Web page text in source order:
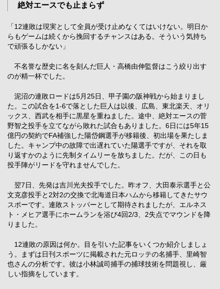
絶対エースでも止まらず
「12連敗は現実として全員が受け止めなくてはいけない。明日か
らもゲームは続くから挽回するチャンスはある。そういう気持ち
で頑張るしかない」
不名誉な歴史に名を刻んだ巨人・高橋由伸監督はこう絞り出す
のが精一杯でした。
泥沼の連敗ロードは5月25日、甲子園の阪神戦から始まりまし
た。この試合を1-6で落とした巨人は以後、広島、東北楽天、オリ
ックス、西武を相手に黒星を重ねました。途中、絶対エースの菅
野智之投手を立てながら敗れた試合もありました。6日には5年15
億円の契約でFA補強した陽岱鋼選手が移籍後、初出場を果たしま
した。キャンプ中の故障で出遅れていた陽選手ですが、それを取
り返すかのように先制タイムリーを放ちました。だが、この日も
投手陣がリードを守れませんでした。
翌7日、先発は吉川光夫投手でした。昨オフ、大田泰示選手と公
文克彦投手と2対2の交換で北海道日本ハムから移籍してきたサウ
スポーです。連敗ストッパーとして期待されましたが、エルネス
ト・メヒア選手にホームランを浴び4回2/3、2失点でマウンドを降
りました。
12連敗の原因は何か。目を引いた記事をいくつか紹介しましょ
う。まずは日刊スポーツに掲載された元ロッテの名捕手、里崎智
也さんの分析です。彼は小林誠司捕手の捕球技術を問題視し、厳
しい指摘をしています。